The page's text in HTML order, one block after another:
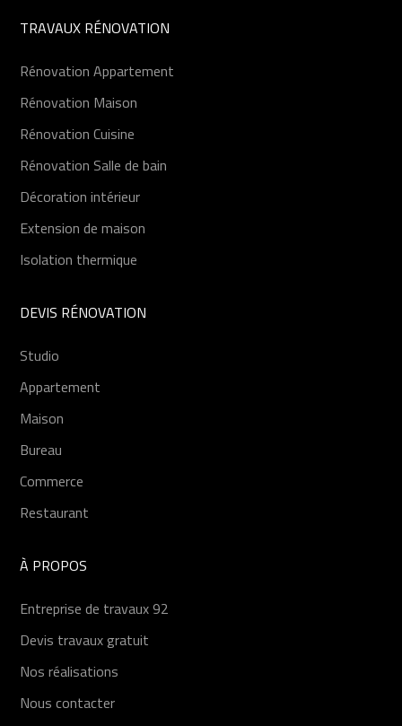
TRAVAUX RÉNOVATION
Rénovation Appartement
Rénovation Maison
Rénovation Cuisine
Rénovation Salle de bain
Décoration intérieur
Extension de maison
Isolation thermique
DEVIS RÉNOVATION
Studio
Appartement
Maison
Bureau
Commerce
Restaurant
À PROPOS
Entreprise de travaux 92
Devis travaux gratuit
Nos réalisations
Nous contacter